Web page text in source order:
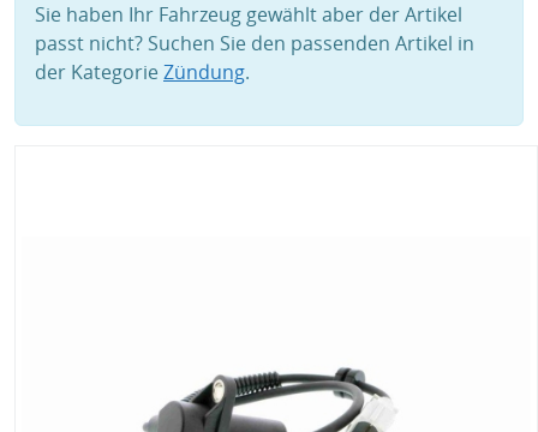
Sie haben Ihr Fahrzeug gewählt aber der Artikel
passt nicht? Suchen Sie den passenden Artikel in
der KategorieZündung.